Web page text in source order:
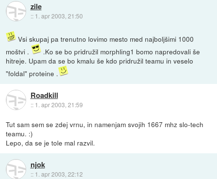
zile
:: 1. apr 2003, 21:50
Vsi skupaj pa trenutno lovimo mesto med najboljšimi 1000
moštvi .
.Ko se bo pridružil morphling1 bomo napredovali še
hitreje. Upam da se bo kmalu še kdo pridružil teamu in veselo
"foldal" proteine .
Roadkill
:: 1. apr 2003, 21:59
Tut sam sem se zdej vrnu, in namenjam svojih 1667 mhz slo-tech
teamu. :)
Lepo, da se je tole mal razvil.
njok
:: 1. apr 2003, 22:12